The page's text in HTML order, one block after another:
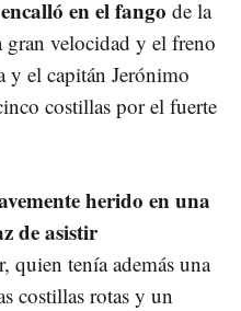
encalló en el fango de la
gran velocidad y el freno
y el capitán Jerónimo
costillas por el fuerte
herido en una
de asistir
quien tenía además una
costillas rotas y un